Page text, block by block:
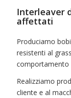
Interleaver
affettati
Produciamo
resistenti al
comportamento
Realizziamo
cliente e al